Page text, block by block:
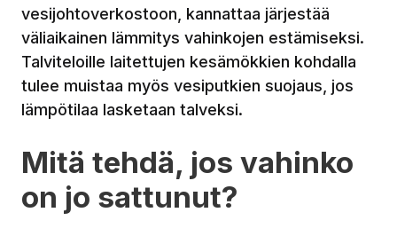
vesijohtoverkostoon, kannattaa järjestää
väliaikainen lämmitys vahinkojen estämiseksi.
Talviteloille laitettujen kesämökkien kohdalla
tulee muistaa myös vesiputkien suojaus, jos
lämpötilaa lasketaan talveksi.
Mitä tehdä, jos vahinko
on jo sattunut?